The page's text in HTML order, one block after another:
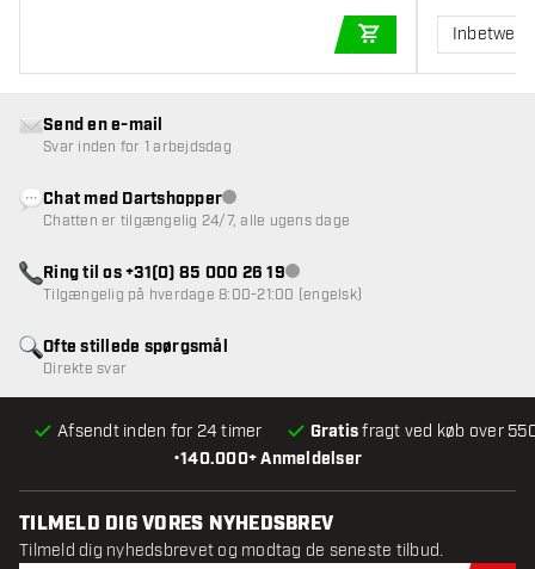
TILFØJ TIL KURV
Inbetween
•140.000+ Anmeldelser
Afsendt inden for 24 timer Gratisfragt ved køb over
Ofte stillede spørgsmål
Direkte svar
Send en e-mail
Svar inden for 1 arbejdsdag
Chat med DartshopperKundeservice ikke tilgængelig
Chatten er tilgængelig 24/7, alle ugens dage
Ring til os +31(0) 85 000 26 19Kundeservice ikke tilgængelig
Tilgængelig på hverdage 8:00-21:00 (engelsk)
TILMELD DIG VORES NYHEDSBREV
Tilmeld dig nyhedsbrevet og modtag de seneste tilbud.